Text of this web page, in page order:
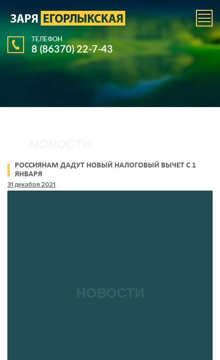
ТЕЛЕФОН
8 (86370) 22-7-43
РОССИЯНАМ ДАДУТ НОВЫЙ НАЛОГОВЫЙ ВЫЧЕТ С 1
ЯНВАРЯ
31 декабря 2021